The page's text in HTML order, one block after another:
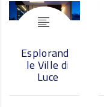
Esplorando
le Ville di
Luce